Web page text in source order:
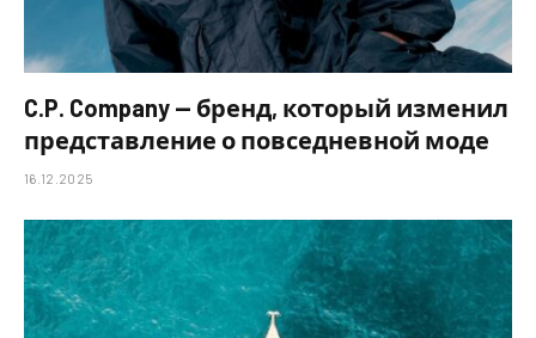
C.P. Company — бренд, который изменил
представление о повседневной моде
16.12.2025